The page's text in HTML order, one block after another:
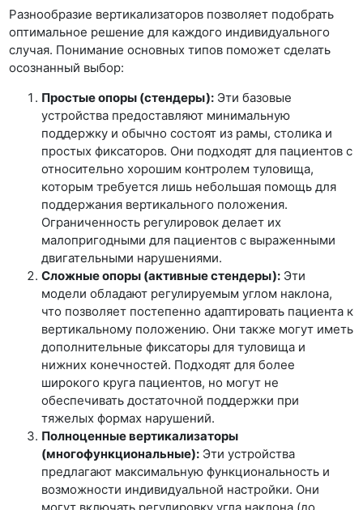
Разнообразие вертикализаторов позволяет подобрать
оптимальное решение для каждого индивидуального
случая. Понимание основных типов поможет сделать
осознанный выбор:
Простые опоры (стендеры): Эти базовые
устройства предоставляют минимальную
поддержку и обычно состоят из рамы, столика и
простых фиксаторов. Они подходят для пациентов с
относительно хорошим контролем туловища,
которым требуется лишь небольшая помощь для
поддержания вертикального положения.
Ограниченность регулировок делает их
малопригодными для пациентов с выраженными
двигательными нарушениями.
Сложные опоры (активные стендеры): Эти
модели обладают регулируемым углом наклона,
что позволяет постепенно адаптировать пациента к
вертикальному положению. Они также могут иметь
дополнительные фиксаторы для туловища и
нижних конечностей. Подходят для более
широкого круга пациентов, но могут не
обеспечивать достаточной поддержки при
тяжелых формах нарушений.
Полноценные вертикализаторы
(многофункциональные): Эти устройства
предлагают максимальную функциональность и
возможности индивидуальной настройки. Они
могут включать регулировку угла наклона (до